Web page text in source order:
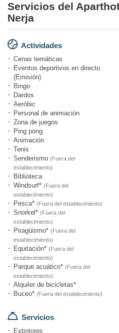
Servicios del
Nerja
Actividades
Cenas temáticas
Eventos deportivos en directo
(Emisión)
Bingo
Dardos
Aeróbic
Personal de animación
Zona de juegos
Ping pong
Animación
Tenis
Senderismo (Fuera del
establecimiento)
Biblioteca
Windsurf* (Fuera del
establecimiento)
Pesca* (Fuera del establecimiento)
Snorkel* (Fuera del
establecimiento)
Piragüismo* (Fuera del
establecimiento)
Equitación* (Fuera del
establecimiento)
Parque acuático* (Fuera del
establecimiento)
Alquiler de bicicletas*
Buceo* (Fuera del establecimiento)
Servicios
Extintores